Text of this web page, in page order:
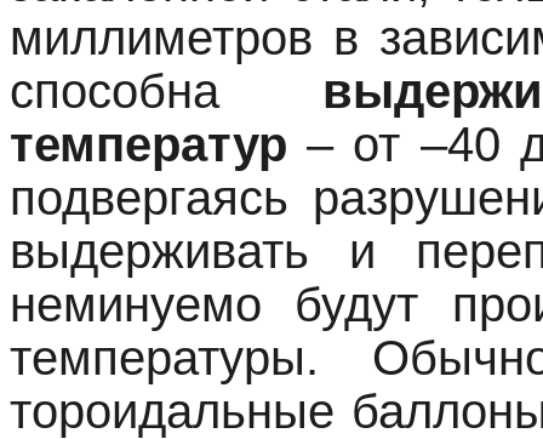
миллиметров в
способна
температур – от –40
подвергаясь
выдерживать и
неминуемо будут
температуры.
тороидальные